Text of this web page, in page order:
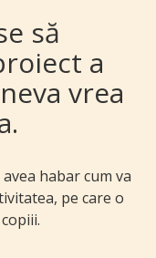
să
a
vrea
habar cum va
pe care o